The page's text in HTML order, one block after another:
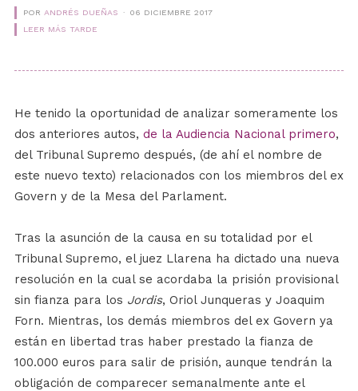
POR ANDRÉS DUEÑAS
06 DICIEMBRE 2017
LEER MÁS TARDE
He tenido la oportunidad de analizar someramente los
dos anteriores autos, de la Audiencia Nacional primero,
del Tribunal Supremo después, (de ahí el nombre de
este nuevo texto) relacionados con los miembros del ex
Govern y de la Mesa del Parlament.
Tras la asunción de la causa en su totalidad por el
Tribunal Supremo, el juez Llarena ha dictado una nueva
resolución en la cual se acordaba la prisión provisional
sin fianza para los Jordis, Oriol Junqueras y Joaquim
Forn. Mientras, los demás miembros del ex Govern ya
están en libertad tras haber prestado la fianza de
100.000 euros para salir de prisión, aunque tendrán la
obligación de comparecer semanalmente ante el